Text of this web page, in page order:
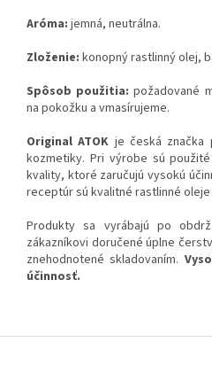
Aróma: jemná, neutrálna.
Zloženie: konopný rastlinný olej,
Spôsob použitia:požadované
na pokožku a vmasírujeme.
Original ATOK je česká značka
kozmetiky. Pri výrobe sú
kvality, ktoré zaručujú vysokú
receptúr sú kvalitné rastlinné
Produkty sa vyrábajú po
zákazníkovi doručené úplne
znehodnotené skladovaním.
účinnosť.